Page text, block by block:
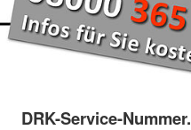
DRK-Service-Nummer.